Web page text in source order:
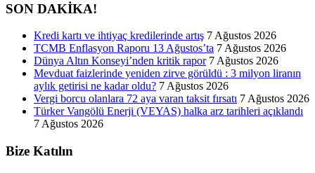
SON DAKİKA!
Kredi kartı ve ihtiyaç kredilerinde artış 7 Ağustos 2026
TCMB Enflasyon Raporu 13 Ağustos’ta 7 Ağustos 2026
Dünya Altın Konseyi’nden kritik rapor 7 Ağustos 2026
Mevduat faizlerinde yeniden zirve görüldü : 3 milyon liranın
aylık getirisi ne kadar oldu? 7 Ağustos 2026
Vergi borcu olanlara 72 aya varan taksit fırsatı 7 Ağustos 2026
Türker Vangölü Enerji (VEYAS) halka arz tarihleri açıklandı
7 Ağustos 2026
Bize Katılın